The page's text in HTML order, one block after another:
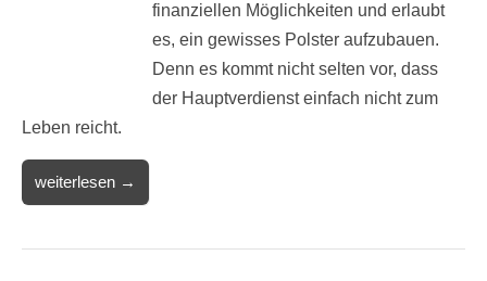
finanziellen Möglichkeiten und erlaubt
es, ein gewisses Polster aufzubauen.
Denn es kommt nicht selten vor, dass
der Hauptverdienst einfach nicht zum
Leben reicht.
weiterlesen →